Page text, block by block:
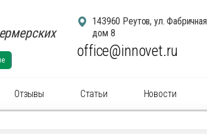
143960 Реутов, ул. Фабричная
дом 8
office@innovet.ru
Отзывы Статьи Новости